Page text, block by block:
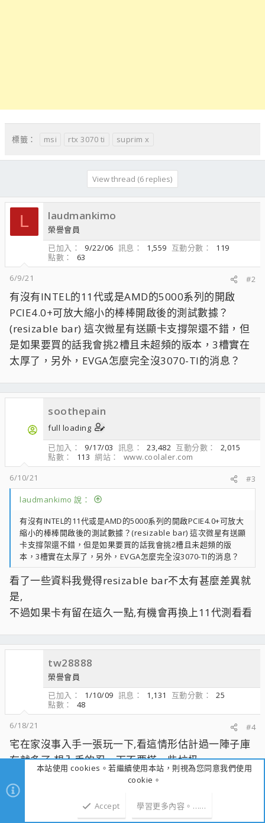
標籤： msi rtx 3070 ti suprim x
View thread (6 replies)
L laudmankimo
榮譽會員
已加入
9/22/06 訊息 1,559 互動分數
119
點數
63
6/9/21
#2
有沒有INTEL的11代或是AMD的5000系列的開啟
PCIE4.0+可放大縮小的棒棒開啟後的測試數據？
(resizable bar) 這次微星有送顯卡支撐架還不錯，但
是如果要買的話我會挑2槽且未超頻的版本，3槽實在
太厚了，另外，EVGA怎麼完全沒3070-TI的消息？
soothepain
full loading
已加入
9/17/03 訊息 23,482 互動分數
2,015
點數
113 網站
www.coolaler.com
6/10/21
#3
laudmankimo 說：
有沒有INTEL的11代或是AMD的5000系列的開啟PCIE4.0+可放大
縮小的棒棒開啟後的測試數據？(resizable bar) 這次微星有送顯
卡支撐架還不錯，但是如果要買的話我會挑2槽且未超頻的版
本，3槽實在太厚了，另外，EVGA怎麼完全沒3070-TI的消息？
看了一些資料我覺得resizable bar不太有甚麼差異就
是,
不過如果卡有留在這久一點,有機會再換上11代測看看
tw28888
榮譽會員
已加入
1/10/09 訊息 1,131 互動分數
25
點數
48
6/18/21
#4
宅在家沒事入手一張玩一下,看這情形估計過一陣子庫
存就多了,想入手的忍一下不要搭一些垃圾。
附件
本站使用 cookies。若繼續使用本站，則視為您同意我們使用
cookie。
Accept 學習更多內容。……